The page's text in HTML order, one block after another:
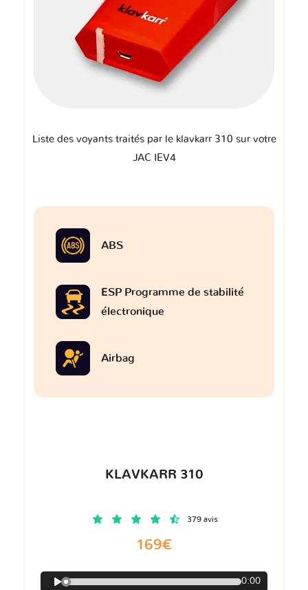
Liste des voyants traités par le klavkarr 310 sur votre
JAC IEV4
ABS
ESP Programme de stabilité
électronique
Airbag
KLAVKARR 310
379 avis
169€
0:00